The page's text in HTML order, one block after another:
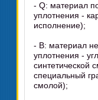
- Q: материал
уплотнения -
исполнение);
- В: материал
уплотнения -
синтетической
специальный
смолой);